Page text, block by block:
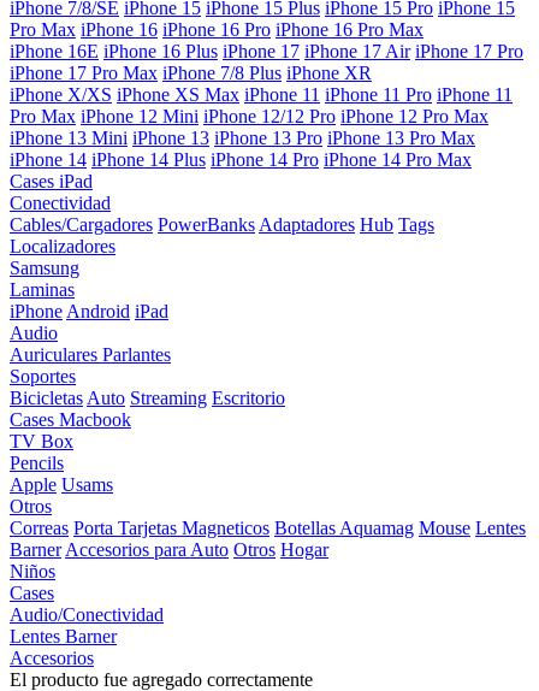
iPhone 7/8/SE iPhone 15 iPhone 15 Plus iPhone 15 Pro iPhone 15
Pro Max iPhone 16 iPhone 16 Pro iPhone 16 Pro Max
iPhone 16E iPhone 16 Plus iPhone 17 iPhone 17 Air iPhone 17 Pro
iPhone 17 Pro Max iPhone 7/8 Plus iPhone XR
iPhone X/XS iPhone XS Max iPhone 11 iPhone 11 Pro iPhone 11
Pro Max iPhone 12 Mini iPhone 12/12 Pro iPhone 12 Pro Max
iPhone 13 Mini iPhone 13 iPhone 13 Pro iPhone 13 Pro Max
iPhone 14 iPhone 14 Plus iPhone 14 Pro iPhone 14 Pro Max
Cases iPad
Conectividad
Cables/Cargadores PowerBanks Adaptadores Hub Tags
Localizadores
Samsung
Laminas
iPhone Android iPad
Audio
Auriculares Parlantes
Soportes
Bicicletas Auto Streaming Escritorio
Cases Macbook
TV Box
Pencils
Apple Usams
Otros
Correas Porta Tarjetas Magneticos Botellas Aquamag Mouse Lentes
Barner Accesorios para Auto Otros Hogar
Niños
Cases
Audio/Conectividad
Lentes Barner
Accesorios
El producto fue agregado correctamente